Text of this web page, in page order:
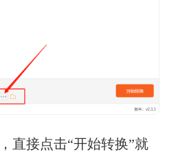
接点击“开始转换”就